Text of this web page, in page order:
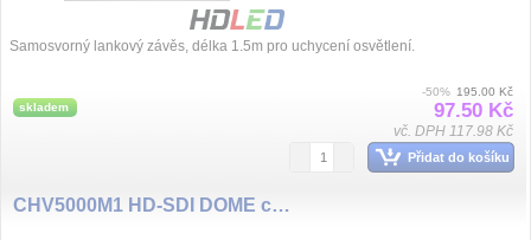
Samosvorný lankový závěs, délka 1.5m pro uchycení osvětlení.
skladem
-50% 195.00 Kč
97.50 Kč
vč. DPH 117.98 Kč
Přidat do košíku
CHV5000M1 HD-SDI DOME camera